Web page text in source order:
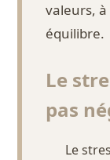
valeurs,
équilibre.
Le
pas
Le